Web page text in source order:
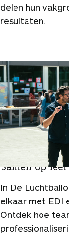
delen hun
resultaten.
ZO DOEN ZIJ HET
Samen op
In De
elkaar met EDI
Ontdek hoe